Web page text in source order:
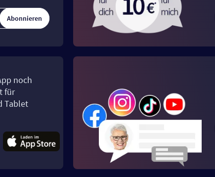
Abonnieren
noch
für
Tablet